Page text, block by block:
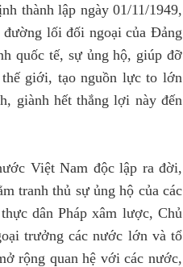
thành lập ngày 01/11/1949,
lối đối ngoại của Đảng
quốc tế, sự ủng hộ, giúp đỡ
thế giới, tạo nguồn lực to lớn
giành hết thắng lợi này đến
Việt Nam độc lập ra đời,
tranh thủ sự ủng hộ của các
dân Pháp xâm lược, Chủ
trưởng các nước lớn và tổ
rộng quan hệ với các nước,